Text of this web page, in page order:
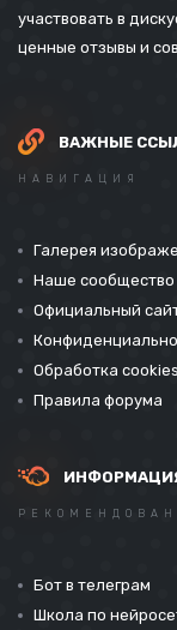
участвовать в
ценные отзывы и
ВАЖНЫЕ
НАВИГАЦИЯ
Галерея
Наше сообщество
Официальный
Обработка cookies
Правила форума
Бот в телеграм
Школа по